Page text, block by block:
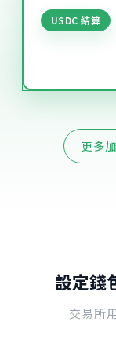
USDC 結算
更多
設定錢
交易所